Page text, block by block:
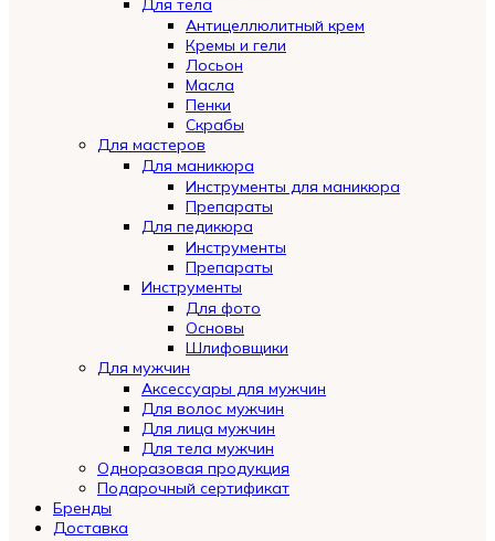
Для тела
Антицеллюлитный крем
Кремы и гели
Лосьон
Масла
Пенки
Скрабы
Для мастеров
Для маникюра
Инструменты для маникюра
Препараты
Для педикюра
Инструменты
Препараты
Инструменты
Для фото
Основы
Шлифовщики
Для мужчин
Аксессуары для мужчин
Для волос мужчин
Для лица мужчин
Для тела мужчин
Одноразовая продукция
Подарочный сертификат
Automatically
Hierarchic
Бренды
Доставка